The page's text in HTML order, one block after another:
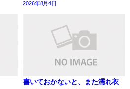
2026年8月4日
書いておかないと、また濡れ衣